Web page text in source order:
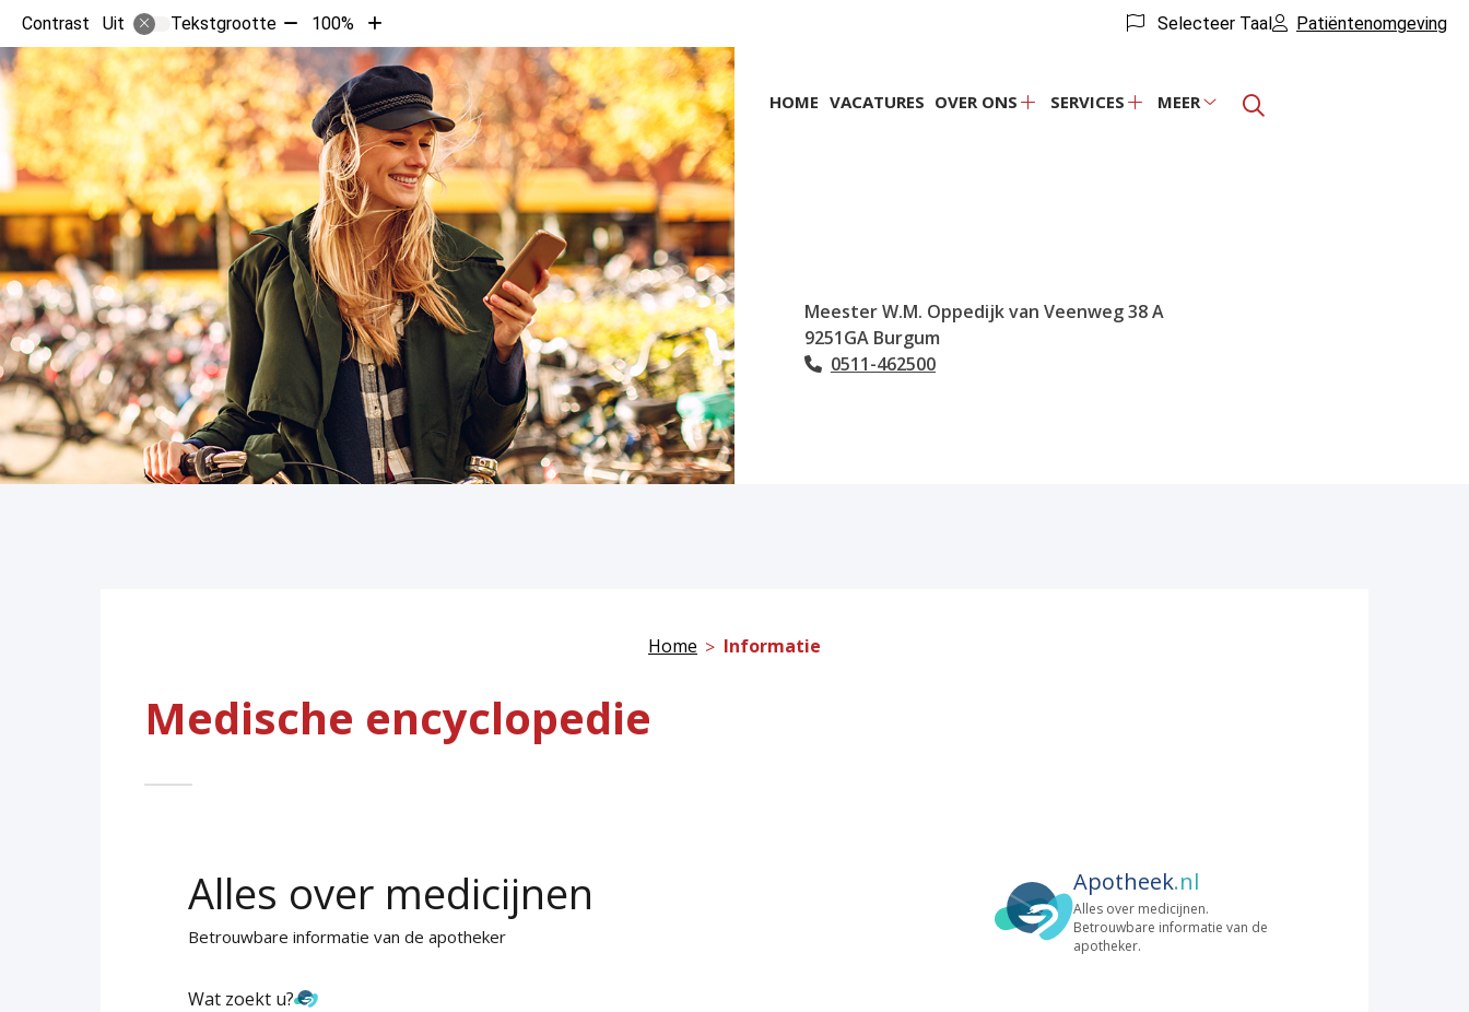
Contrast Uit Tekstgrootte Tekst
verkleinen
met
10%
100%
Tekst
vergroten
met
10%
Selecteer Taal Patiëntenomgeving
Hoofdmenu
HOME VACATURES OVER ONS SERVICES MEER
Meester W.M. Oppedijk van Veenweg38 A
9251GA Burgum
Tel:
0511-462500
Home Informatie
Medische encyclopedie
Alles over medicijnen
Betrouwbare informatie van de apotheker
Apotheek.nl
Alles over medicijnen.
Betrouwbare informatie van de
apotheker.
Wat zoekt u?